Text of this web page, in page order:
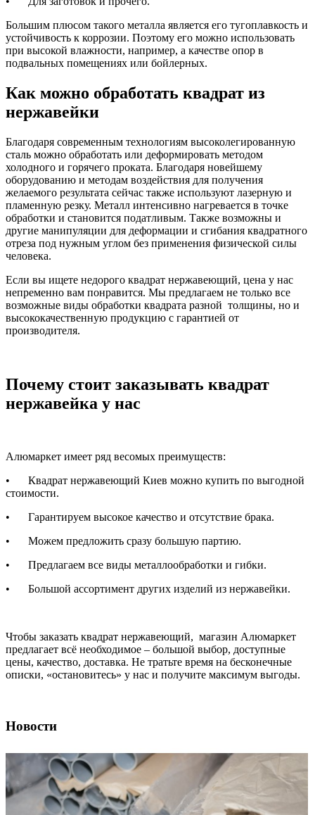
Большим плюсом такого металла является его тугоплавкость и
устойчивость к коррозии. Поэтому его можно использовать
при высокой влажности, например, а качестве опор в
подвальных помещениях или бойлерных.
Как можно обработать квадрат из
нержавейки
Благодаря современным технологиям высоколегированную
сталь можно обработать или деформировать методом
холодного и горячего проката. Благодаря новейшему
оборудованию и методам воздействия для получения
желаемого результата сейчас также используют лазерную и
пламенную резку. Металл интенсивно нагревается в точке
обработки и становится податливым. Также возможны и
другие манипуляции для деформации и сгибания квадратного
отреза под нужным углом без применения физической силы
человека.
Если вы ищете недорого квадрат нержавеющий, цена у нас
непременно вам понравится. Мы предлагаем не только все
возможные виды обработки квадрата разной толщины, но и
высококачественную продукцию с гарантией от
производителя.
Почему стоит заказывать квадрат
нержавейка у нас
Алюмаркет имеет ряд весомых преимуществ:
•
Квадрат нержавеющий Киев можно купить по выгодной
стоимости.
•
Гарантируем высокое качество и отсутствие брака.
•
Можем предложить сразу большую партию.
•
Предлагаем все виды металлообработки и гибки.
•
Большой ассортимент других изделий из нержавейки.
Чтобы заказать квадрат нержавеющий, магазин Алюмаркет
предлагает всё необходимое – большой выбор, доступные
цены, качество, доставка. Не тратьте время на бесконечные
описки, «остановитесь» у нас и получите максимум выгоды.
Новости